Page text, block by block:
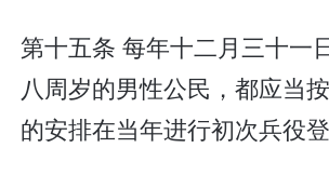
第十五条 每年十二月三十一
八周岁的男性公民，都应当
的安排在当年进行初次兵役登